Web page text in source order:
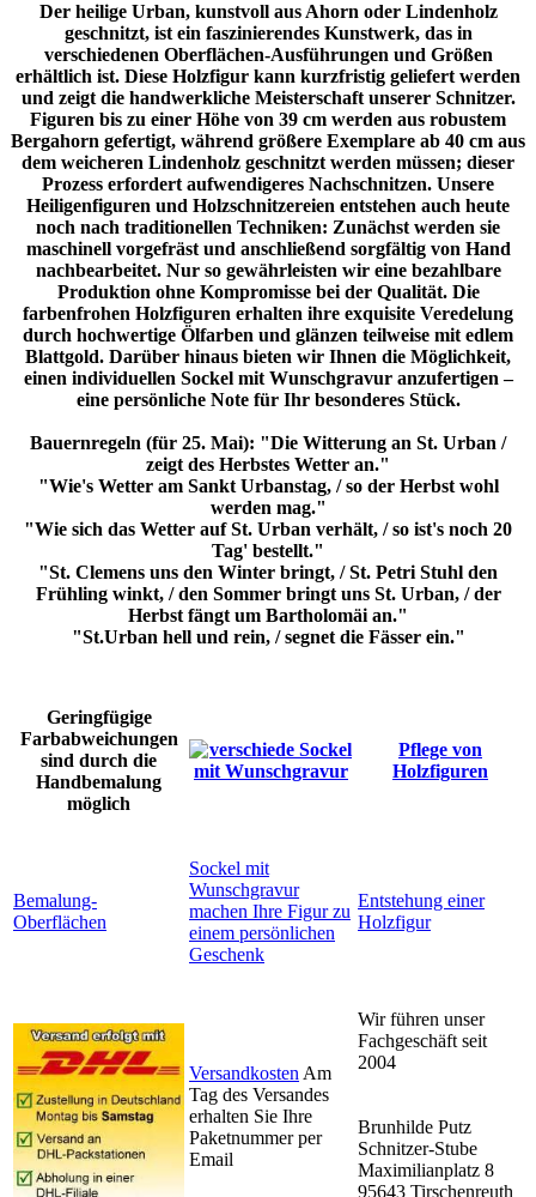
Der heilige Urban, kunstvoll aus Ahorn oder Lindenholz
geschnitzt, ist ein faszinierendes Kunstwerk, das in
verschiedenen Oberflächen-Ausführungen und Größen
erhältlich ist. Diese Holzfigur kann kurzfristig geliefert werden
und zeigt die handwerkliche Meisterschaft unserer Schnitzer.
Figuren bis zu einer Höhe von 39 cm werden aus robustem
Bergahorn gefertigt, während größere Exemplare ab 40 cm aus
dem weicheren Lindenholz geschnitzt werden müssen; dieser
Prozess erfordert aufwendigeres Nachschnitzen. Unsere
Heiligenfiguren und Holzschnitzereien entstehen auch heute
noch nach traditionellen Techniken: Zunächst werden sie
maschinell vorgefräst und anschließend sorgfältig von Hand
nachbearbeitet. Nur so gewährleisten wir eine bezahlbare
Produktion ohne Kompromisse bei der Qualität. Die
farbenfrohen Holzfiguren erhalten ihre exquisite Veredelung
durch hochwertige Ölfarben und glänzen teilweise mit edlem
Blattgold. Darüber hinaus bieten wir Ihnen die Möglichkeit,
einen individuellen Sockel mit Wunschgravur anzufertigen –
eine persönliche Note für Ihr besonderes Stück.
Bauernregeln (für 25. Mai): "Die Witterung an St. Urban /
zeigt des Herbstes Wetter an."
"Wie's Wetter am Sankt Urbanstag, / so der Herbst wohl
werden mag."
"Wie sich das Wetter auf St. Urban verhält, / so ist's noch 20
Tag' bestellt."
"St. Clemens uns den Winter bringt, / St. Petri Stuhl den
Frühling winkt, / den Sommer bringt uns St. Urban, / der
Herbst fängt um Bartholomäi an."
"St.Urban hell und rein, / segnet die Fässer ein."
Geringfügige
Farbabweichungen
sind durch die
Handbemalung
möglich
Pflege von
Holzfiguren
Bemalung-
Oberflächen
Sockel mit
Wunschgravur
machen Ihre Figur zu
einem persönlichen
Geschenk
Entstehung einer
Holzfigur
Versandkosten Am
Tag des Versandes
erhalten Sie Ihre
Paketnummer per
Email
Wir führen unser
Fachgeschäft seit
2004
Brunhilde Putz
Schnitzer-Stube
Maximilianplatz 8
95643 Tirschenreuth